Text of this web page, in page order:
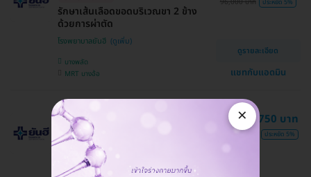
รักษาเส้นเลือดขอดบริเวณขา 2 ข้าง
ด้วยการผ่าตัด
โรงพยาบาลยันฮี
บางพลัด
MRT บางอ้อ
96,000 บาท ประหยัด 5%
ดูรายละเอียด
แชทกับแอดมิน
จองฟรี! จ่ายทีหลัง
HD ออกค่าประเมินให้! สูงสุด 1500 บ.
มี HDreview
รักษาเส้นเลือดขอดบริเวณขา 2 ข้าง
ด้วยคลื่นความถี่วิทยุ (RFA)
99,750 บาท
105,000 บาท ประหยัด 5%
×